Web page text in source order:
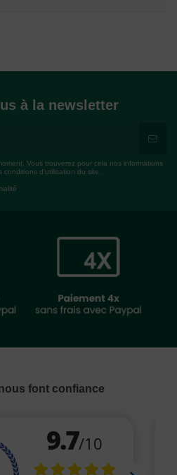
à la newsletter
Vous trouverez pour cela nos informations
conditions d'utilisation du site.
font confiance